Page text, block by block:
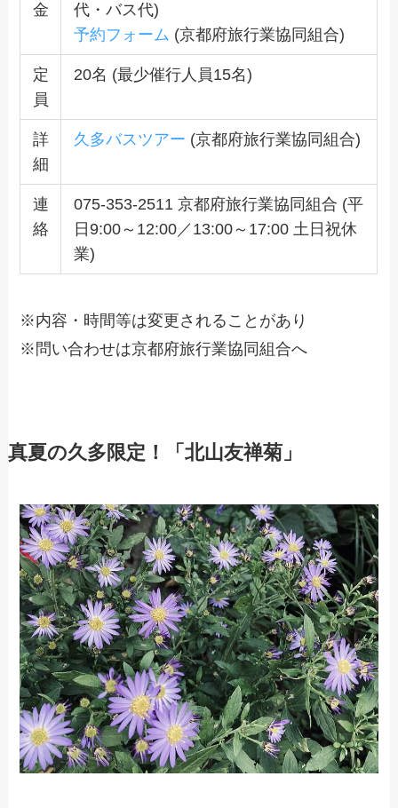
金
代・バス代)
予約フォーム (京都府旅行業協同組合)
定
員
20名 (最少催行人員15名)
詳
細
久多バスツアー (京都府旅行業協同組合)
連
絡
075-353-2511 京都府旅行業協同組合 (平
日9:00～12:00／13:00～17:00 土日祝休
業)
※内容・時間等は変更されることがあり
※問い合わせは京都府旅行業協同組合へ
真夏の久多限定！「北山友禅菊」